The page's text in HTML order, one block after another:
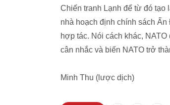
Chiến tranh Lạnh để từ đó tạo
nhà hoạch định chính sách
hợp tác. Nói cách khác,
cân nhắc và biến NATO trở
Minh Thu (lược dịch)